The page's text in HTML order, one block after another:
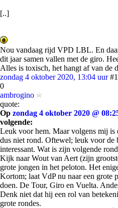
[..]
Nou vandaag rijd VPD LBL. En
dit jaar samen vallen met de giro.
Alles is toxisch, het hangt af van de
zondag 4 oktober 2020, 13:04 uur
0
ambrogino
quote:
Op zondag 4 oktober 2020 @
volgende:
Leuk voor hem. Maar volgens mij is
dus niet rond. Oftewel; leuk voor de
interessant. Wat is zijn volgende
Kijk naar Wout van Aert (zijn
grote jongen in het peloton. Het
Kortom; laat VdP nu naar een grote
doen. De Tour, Giro en Vuelta.
Denk niet dat hij een rol van
grote rondes.